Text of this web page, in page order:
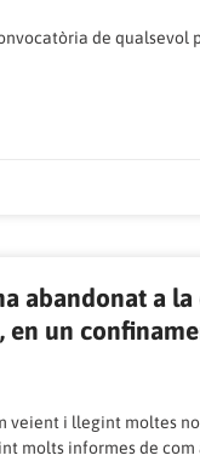
de qualsevol
abandonat a la
en un
veient i llegint moltes
molts informes de com